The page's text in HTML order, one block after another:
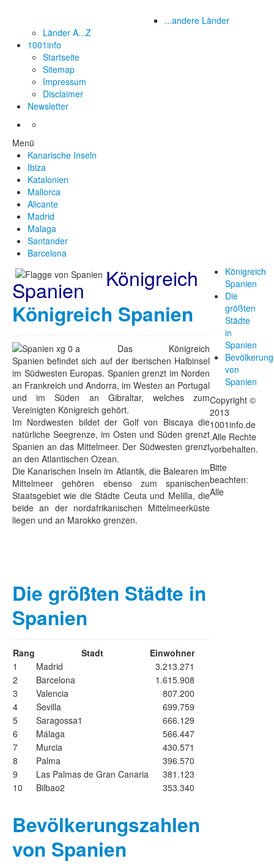
...andere Länder
Länder A...Z
1001info
Startseite
Sitemap
Impressum
Disclaimer
Newsletter
Menü
Kanarische Inseln
Ibiza
Katalonien
Mallorca
Alicante
Madrid
Malaga
Santander
Barcelona
Königreich
Spanien
Königreich Spanien
Das Königreich
Spanien befindet sich auf der iberischen Halbinsel
im Südwesten Europas. Spanien grenzt im Norden
an Frankreich und Andorra, im Westen an Portugal
und im Süden an Gibraltar, welches zum
Vereinigten Königreich gehört.
Im Nordwesten bildet der Golf von Biscaya die
natürliche Seegrenze, im Osten und Süden grenzt
Spanien an das Mittelmeer. Der Südwesten grenzt
an den Atlantischen Ozean.
Die Kanarischen Inseln im Atlantik, die Balearen im
Mittelmeer gehören ebenso zum spanischen
Staatsgebiet wie die Städte Ceuta und Melilla, die
beide an der nordafrikanischen Mittelmeerküste
liegen und an Marokko grenzen.
Die größten Städte in
Spanien
Rang Stadt
Einwohner
1
Madrid
3.213.271
2
Barcelona
1.615.908
3
Valencia
807.200
4
Sevilla
699.759
5
Saragossa1
666.129
6
Málaga
566.447
7
Murcia
430.571
8
Palma
396.570
9
Las Palmas de Gran Canaria
381.123
10
Bilbao2 353.340
Bevölkerungszahlen
von Spanien
Königreich
Spanien
Die
größten
Städte
in
Spanien
von
Spanien
Copyright ©
2013
1001info.de
.Alle Rechte
vorbehalten.
Bitte
beachten:
Alle